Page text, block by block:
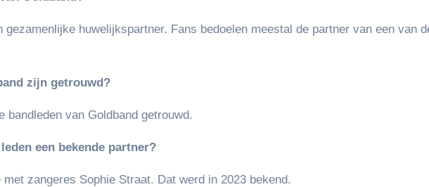
gezamenlijke huwelijkspartner. Fans bedoelen meestal de partner van een van
zijn getrouwd?
bandleden van Goldband getrouwd.
een bekende partner?
zangeres Sophie Straat. Dat werd in 2023 bekend.